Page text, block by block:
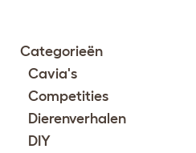
Categorieën
Cavia's
Competities
Dierenverhalen
DIY